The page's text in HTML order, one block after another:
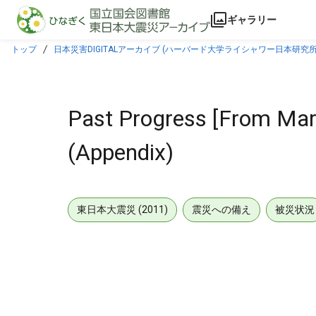
本文に飛ぶ
ギャラリー
トップ 日本災害DIGITALアーカイブ (ハーバード大学ライシャワー日本研究
Past Progress [From
(Appendix)
東日本大震災 (2011) 震災への備え 被災状況